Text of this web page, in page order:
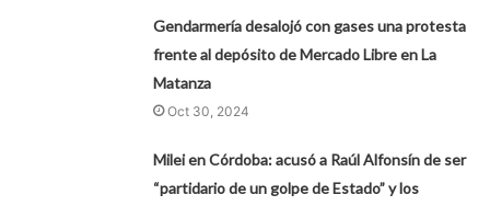
Gendarmería desalojó con gases una protesta
frente al depósito de Mercado Libre en La
Matanza
Oct 30, 2024
Milei en Córdoba: acusó a Raúl Alfonsín de ser
“partidario de un golpe de Estado” y los